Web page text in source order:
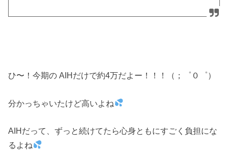
ひ〜！今期の AIHだけで約4万だよー！！！（；゜０゜）
分かっちゃいたけど高いよね
AIHだって、ずっと続けてたら心身ともにすごく負担にな
るよね